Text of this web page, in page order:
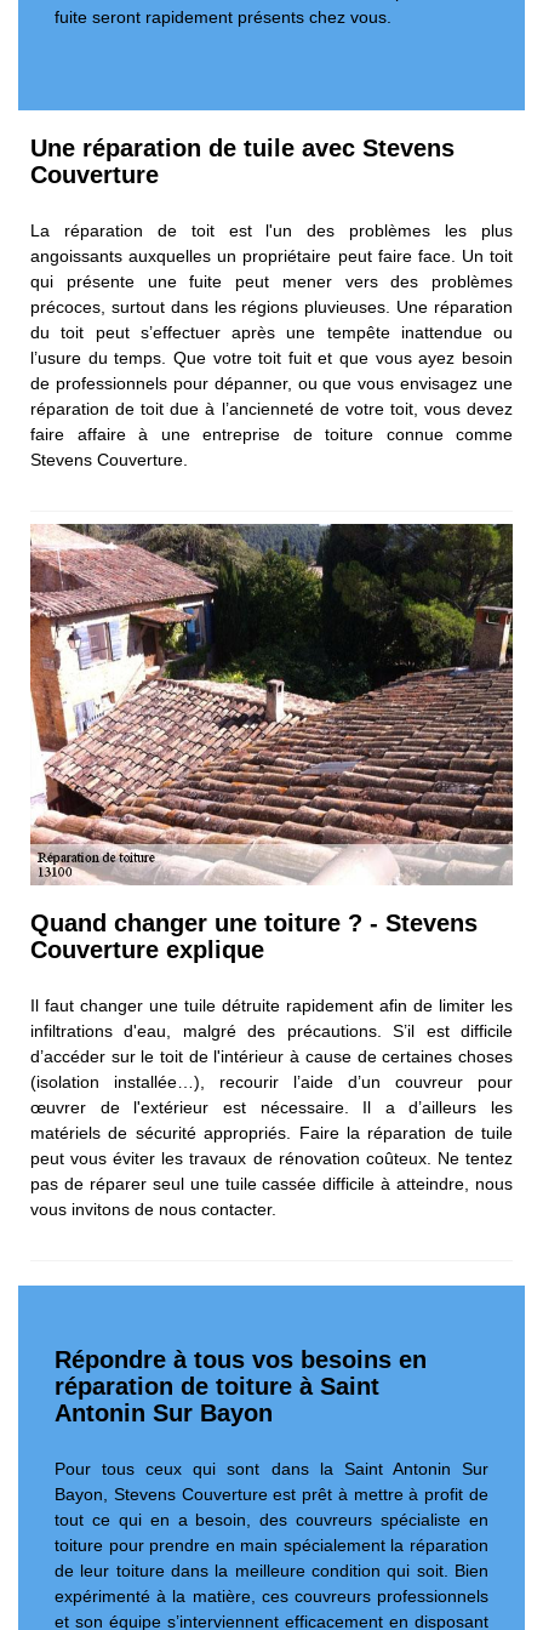
fuite seront rapidement présents chez vous.
Une réparation de tuile avec Stevens
Couverture
La réparation de toit est l'un des problèmes les plus
angoissants auxquelles un propriétaire peut faire face. Un toit
qui présente une fuite peut mener vers des problèmes
précoces, surtout dans les régions pluvieuses. Une réparation
du toit peut s’effectuer après une tempête inattendue ou
l’usure du temps. Que votre toit fuit et que vous ayez besoin
de professionnels pour dépanner, ou que vous envisagez une
réparation de toit due à l’ancienneté de votre toit, vous devez
faire affaire à une entreprise de toiture connue comme
Stevens Couverture.
Quand changer une toiture ? - Stevens
Couverture explique
Il faut changer une tuile détruite rapidement afin de limiter les
infiltrations d'eau, malgré des précautions. S’il est difficile
d’accéder sur le toit de l'intérieur à cause de certaines choses
(isolation installée…), recourir l’aide d’un couvreur pour
œuvrer de l'extérieur est nécessaire. Il a d’ailleurs les
matériels de sécurité appropriés. Faire la réparation de tuile
peut vous éviter les travaux de rénovation coûteux. Ne tentez
pas de réparer seul une tuile cassée difficile à atteindre, nous
vous invitons de nous contacter.
Répondre à tous vos besoins en
réparation de toiture à Saint
Antonin Sur Bayon
Pour tous ceux qui sont dans la Saint Antonin Sur
Bayon, Stevens Couverture est prêt à mettre à profit de
tout ce qui en a besoin, des couvreurs spécialiste en
toiture pour prendre en main spécialement la réparation
de leur toiture dans la meilleure condition qui soit. Bien
expérimenté à la matière, ces couvreurs professionnels
et son équipe s’interviennent efficacement en disposant